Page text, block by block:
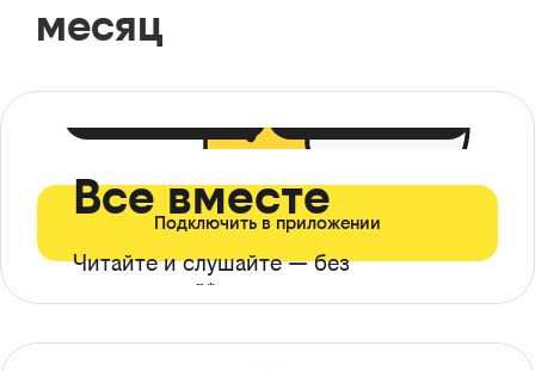
месяц
Все вместе
Читайте и слушайте — без
ограничений*
Подключить в приложении